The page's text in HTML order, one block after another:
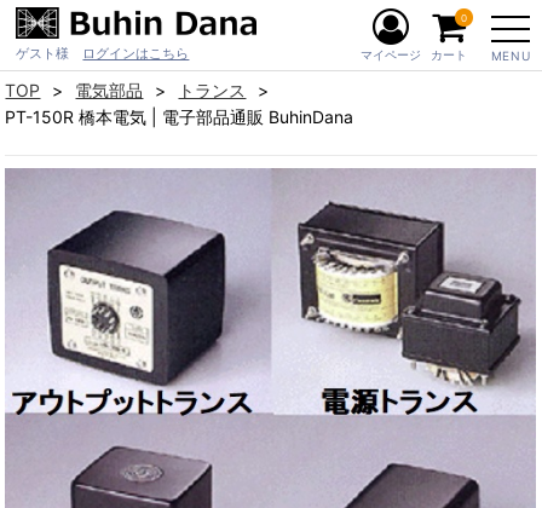
ゲスト様 ログインはこちら MENU
マイページ カート
0
TOP 電気部品
トランス
PT-150R 橋本電気 | 電子部品通販 BuhinDana